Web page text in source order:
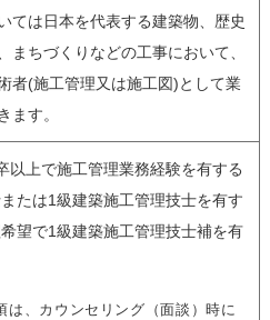
ては日本を代表する建築物、歴史
まちづくりなどの工事において、
者(施工管理又は施工図)として業
ます。
以上で施工管理業務経験を有する
たは1級建築施工管理技士を有す
望で1級建築施工管理技士補を有
は、カウンセリング（面談）時に